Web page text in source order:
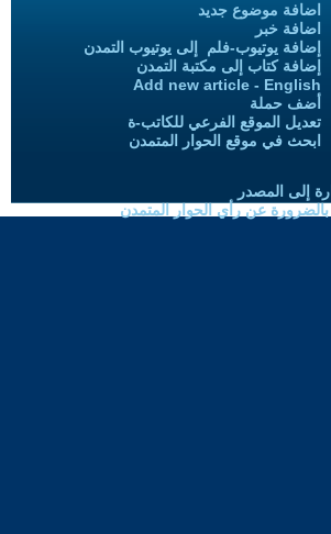
اضافة موضوع جديد
اضافة خبر
إضافة يوتيوب-فلم إلى يوتيوب التمدن
إضافة كتاب إلى مكتبة التمدن
Add new article - English
أضف حملة
تعديل الموقع الفرعي للكاتب-ة
ابحث في موقع الحوار المتمدن
إلى المصدر
بالضرورة عن رأي الحوار المتمدن